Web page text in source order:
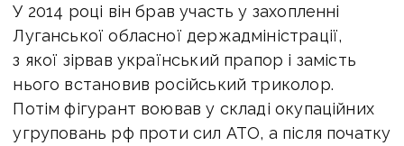
У 2014 році він брав участь у захопленні
Луганської обласної держадміністрації,
з якої зірвав український прапор і замість
нього встановив російський триколор.
Потім фігурант воював у складі окупаційних
угруповань рф проти сил АТО, а після початку